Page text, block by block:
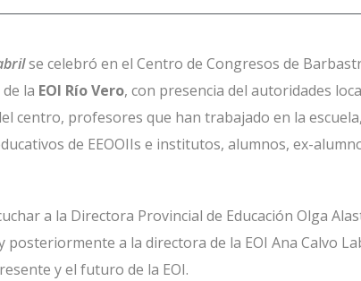
se celebró en el Centro de Congresos de
de la EOI Río Vero, con presencia del autoridades
centro, profesores que han trabajado en la
de EEOOIIs e institutos, alumnos, ex-
a la Directora Provincial de Educación Olga
posteriormente a la directora de la EOI Ana Calvo
y el futuro de la EOI.